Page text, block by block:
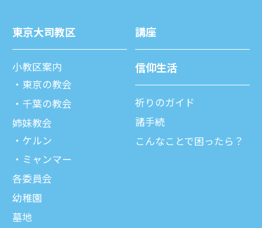
東京⼤司教区
⼩教区案内
東京の教会
千葉の教会
姉妹教会
ケルン
ミャンマー
各委員会
幼稚園
墓地
講座
信仰⽣活
祈りのガイド
諸⼿続
こんなことで困ったら？